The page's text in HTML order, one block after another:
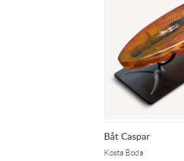
Båt Caspar
Kosta Boda